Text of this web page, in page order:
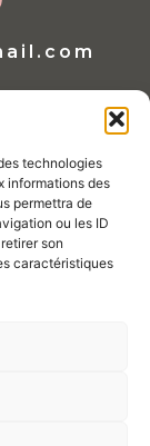
technologies
informations des
permettra de
ou les ID
son
caractéristiques